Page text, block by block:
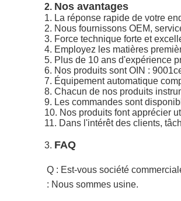
2. Nos avantages
1. La réponse rapide de votre
2. Nous fournissons OEM,
3. Force technique forte et
4. Employez les matières
5. Plus de 10 ans d'expérience
6. Nos produits sont OIN :
7. Équipement automatique
8. Chacun de nos produits
9. Les commandes sont
10. Nos produits font apprécier
11. Dans l'intérêt des clients,
3. FAQ
Q : Est-vous société
: Nous sommes usine.